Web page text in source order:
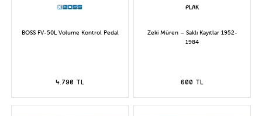
BOSS FV-50L Volume Kontrol Pedal
4.790 TL
Zeki Müren – Saklı Kayıtlar 1952-
1984
600 TL